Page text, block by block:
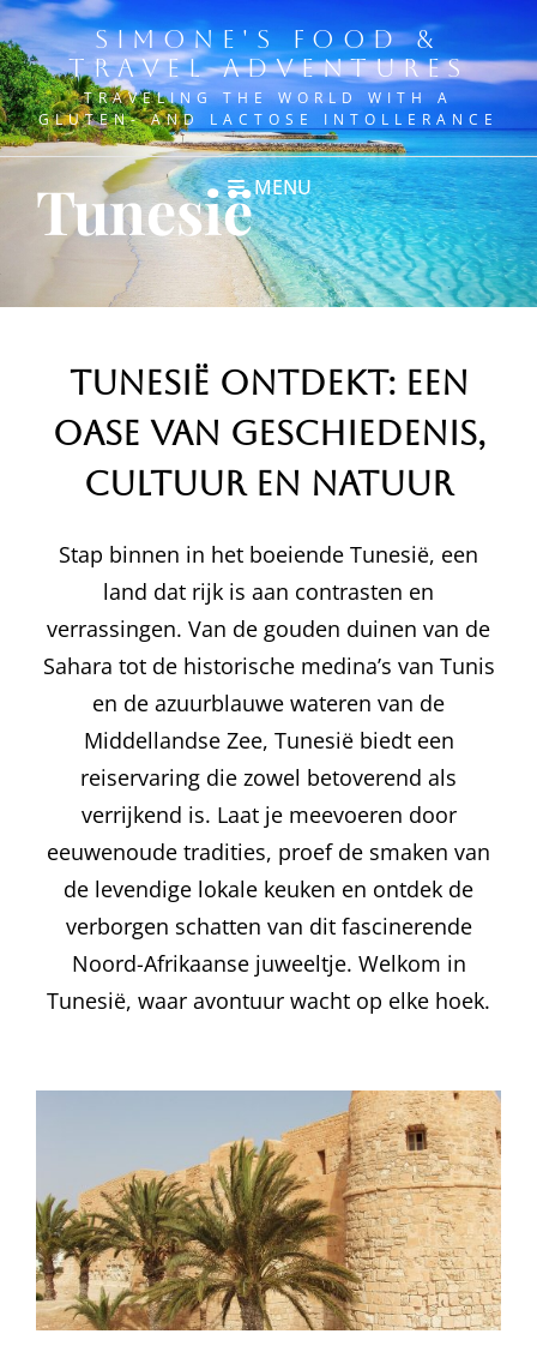
SIMONE'S FOOD &
TRAVEL ADVENTURES
TRAVELING THE WORLD WITH A
GLUTEN- AND LACTOSE INTOLLERANCE
MENU
Tunesië
Tunesië Ontdekt: Een
Oase van Geschiedenis,
Cultuur en Natuur
Stap binnen in het boeiende Tunesië, een
land dat rijk is aan contrasten en
verrassingen. Van de gouden duinen van de
Sahara tot de historische medina’s van Tunis
en de azuurblauwe wateren van de
Middellandse Zee, Tunesië biedt een
reiservaring die zowel betoverend als
verrijkend is. Laat je meevoeren door
eeuwenoude tradities, proef de smaken van
de levendige lokale keuken en ontdek de
verborgen schatten van dit fascinerende
Noord-Afrikaanse juweeltje. Welkom in
Tunesië, waar avontuur wacht op elke hoek.